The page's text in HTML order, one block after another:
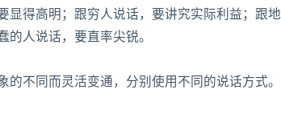
显得高明；跟穷人说话，要讲究实际利益；跟
人说话，要直率尖锐。
不同而灵活变通，分别使用不同的说话方式。